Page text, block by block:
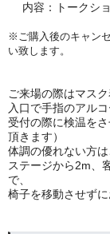
内容：トークシ
※ご購入後のキャン
い致します。
ご来場の際はマス
入口で手指のアル
受付の際に検温を
頂きます）
体調の優れない方は
ステージから2m、
で、
椅子を移動させず